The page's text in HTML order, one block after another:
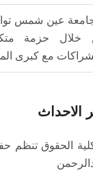
عين شمس
خلال حزمة
مع كبرى
الاحداث
الحقوق تنظم